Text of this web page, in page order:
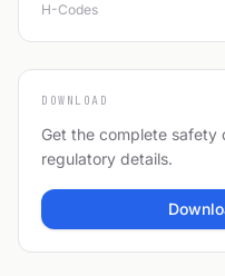
H-Codes
DOWNLOAD
Get the complete safety
regulatory details.